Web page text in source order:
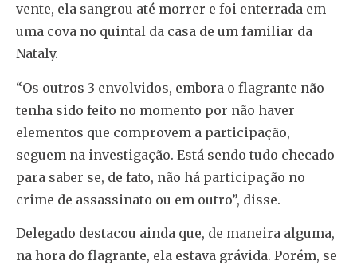
vente, ela sangrou até morrer e foi enterrada em
uma cova no quintal da casa de um familiar da
Nataly.
“Os outros 3 envolvidos, embora o flagrante não
tenha sido feito no momento por não haver
elementos que comprovem a participação,
seguem na investigação. Está sendo tudo checado
para saber se, de fato, não há participação no
crime de assassinato ou em outro”, disse.
Delegado destacou ainda que, de maneira alguma,
na hora do flagrante, ela estava grávida. Porém, se